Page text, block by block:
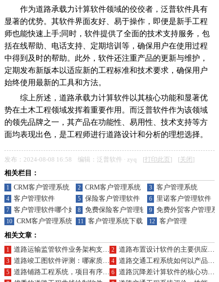
作为道路承载力计算软件领域的佼佼者，泛普软件具有
显著的优势。其软件界面友好、易于操作，即便是新手工程
师也能快速上手;同时，软件提供了全面的技术支持服务，包
括在线帮助、电话支持、定期培训等，确保用户在使用过程
中得到及时的帮助。此外，软件还注重产品的更新与维护，
定期发布新版本以适应新的工程标准和技术要求，确保用户
始终使用最新的工具和方法。
综上所述，道路承载力计算软件以其核心功能和显著优
势在土木工程领域发挥着重要作用。而泛普软件作为该领域
的领先品牌之一，其产品在功能性、易用性、技术支持等方
面均表现出色，是工程师进行道路设计和分析的理想选择。
发布：2024-08-08 16:58 编辑：泛普软件 · zyq [打印此页 ] [关闭 ]
相关栏目：
1 CRM客户管理系统 2 CRM客户管理系统 3 客户管理系统
4 客户管理软件 5 保险客户管理软件 6 里诺客户管理软件
7 客户管理软件哪个好 8 免费保险客户管理软件
9 免费外贸客户管理
10 CRM客户管理系统下载
11 客户管理系统下载 12
客户管理
相关文章：
1 道路运输监管软件业务架构支撑下的产品有哪些亮点？ 2 道路布置设计软件的主要供应商及规划的作用？
3 道路竣工图软件评测：哪家质量上乘？购买价格揭秘 4 道路交通工程系统如何以产品特点提升业务效率？
5 道路铺路工程系统，项目有序，设计前瞻，交通畅通，风险可控，构建安全畅通的道路网络 6 道路沉降差计算软件的核心功能与应用价值是什么？